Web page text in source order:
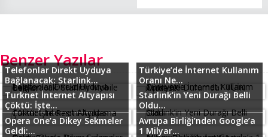
Benzer Yazılar
Telefonlar Direkt Uyduya
Bağlanacak: Starlink...
Türkiye’de İnternet Kullanım
Oranı Ne...
Turknet İnternet Altyapısı
Çöktü: İşte...
Starlink’in Yeni Durağı Belli
Oldu...
Opera One’a Dikey Sekmeler
Geldi:...
Avrupa Birliği’nden Google’a
1 Milyar...